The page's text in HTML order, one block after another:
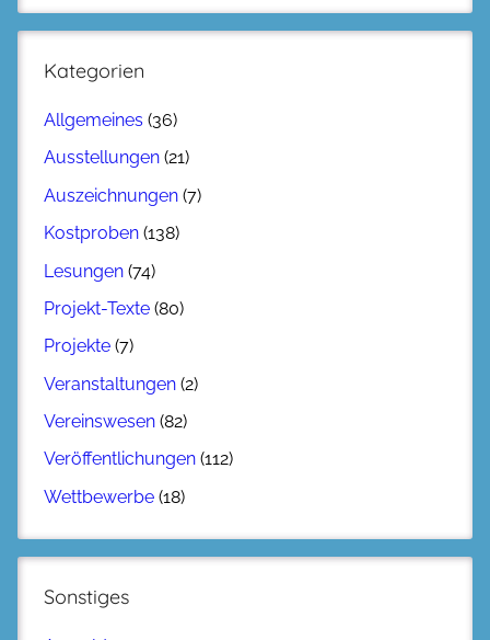
Kategorien
Allgemeines (36)
Ausstellungen (21)
Auszeichnungen (7)
Kostproben (138)
Lesungen (74)
Projekt-Texte (80)
Projekte (7)
Veranstaltungen (2)
Vereinswesen (82)
Veröffentlichungen (112)
Wettbewerbe (18)
Sonstiges